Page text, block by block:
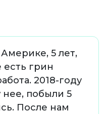
5 лет,
грин
2018-году
побыли 5
После нам